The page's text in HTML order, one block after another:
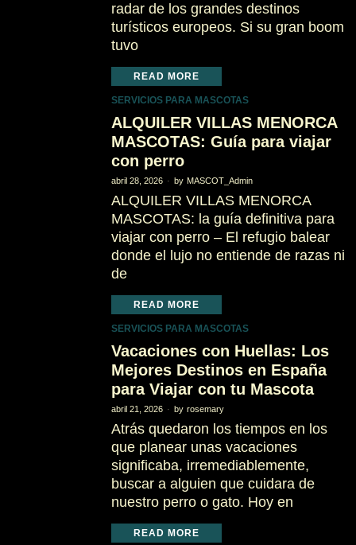
radar de los grandes destinos
turísticos europeos. Si su gran boom
tuvo
READ MORE
SERVICIOS PARA MASCOTAS
ALQUILER VILLAS MENORCA
MASCOTAS: Guía para viajar
con perro
abril 28, 2026 by MASCOT_Admin
ALQUILER VILLAS MENORCA
MASCOTAS: la guía definitiva para
viajar con perro – El refugio balear
donde el lujo no entiende de razas ni
de
READ MORE
SERVICIOS PARA MASCOTAS
Vacaciones con Huellas: Los
Mejores Destinos en España
para Viajar con tu Mascota
abril 21, 2026 by rosemary
Atrás quedaron los tiempos en los
que planear unas vacaciones
significaba, irremediablemente,
buscar a alguien que cuidara de
nuestro perro o gato. Hoy en
READ MORE